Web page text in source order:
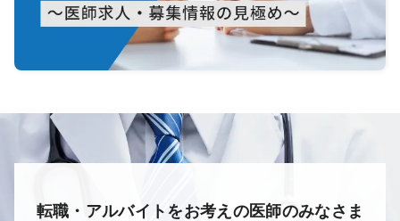
転職・アルバイトをお考えの医師のみなさま